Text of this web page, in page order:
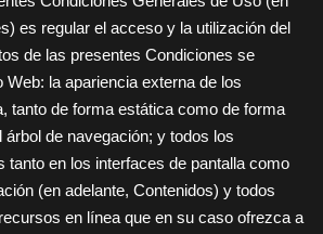
es regular el acceso y la utilización del
de las presentes Condiciones se
Web: la apariencia externa de los
tanto de forma estática como de forma
árbol de navegación; y todos los
tanto en los interfaces de pantalla como
(en adelante, Contenidos) y todos
en línea que en su caso ofrezca a